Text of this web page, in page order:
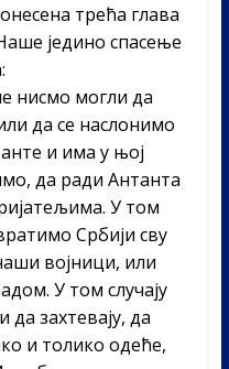
трећа глава
једино спасење
нисмо могли да
да се наслонимо
и има у њој
да ради Антанта
У том
Србији сву
војници, или
У том случају
захтевају, да
и толико одеће,